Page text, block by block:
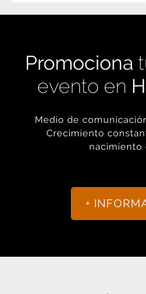
Promociona
evento en
Medio de
Crecimiento
nacimiento
+